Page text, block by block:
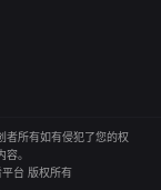
者所有如有侵犯了您的权
。
台 版权所有